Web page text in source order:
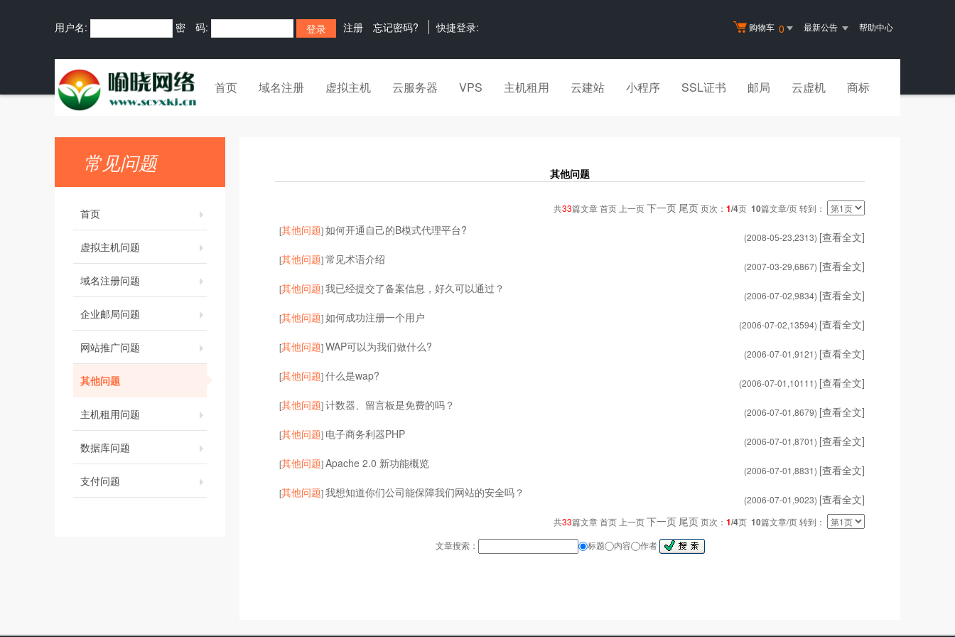
购物车 0 最新公告 帮助中心
用户名: 密 码: 注册 忘记密码? 快捷登录:
首页 域名注册 虚拟主机 云服务器 VPS 主机租用 云建站 小程序 SSL证书 邮局 云虚机 商标
常见问题
首页
虚拟主机问题
域名注册问题
企业邮局问题
网站推广问题
其他问题
主机租用问题
数据库问题
支付问题
其他问题
共33篇文章 首页 上一页下一页 尾页页次： 1/4页 10篇文章/页 转到：
[其他问题]如何开通自己的B模式代理平台?
(2008-05-23,2313) [查看全文]
[其他问题]常见术语介绍
(2007-03-29,6867) [查看全文]
[其他问题]我已经提交了备案信息，好久可以通过？
(2006-07-02,9834) [查看全文]
[其他问题]如何成功注册一个用户
(2006-07-02,13594) [查看全文]
[其他问题]WAP可以为我们做什么?
(2006-07-01,9121) [查看全文]
[其他问题]什么是wap?
(2006-07-01,10111) [查看全文]
[其他问题]计数器、留言板是免费的吗？
(2006-07-01,8679) [查看全文]
[其他问题] 电子商务利器PHP
(2006-07-01,8701) [查看全文]
[其他问题]Apache 2.0 新功能概览
(2006-07-01,8831) [查看全文]
[其他问题]我想知道你们公司能保障我们网站的安全吗？
(2006-07-01,9023) [查看全文]
共33篇文章 首页 上一页下一页 尾页页次： 1/4页 10篇文章/页 转到：
文章搜索：
标题 内容 作者